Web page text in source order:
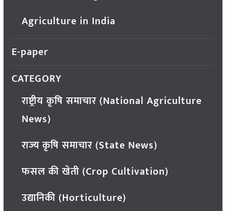
Agriculture in India
E-paper
CATEGORY
राष्ट्रीय कृषि समाचार (National Agriculture
News)
राज्य कृषि समाचार (State News)
फसल की खेती (Crop Cultivation)
उद्यानिकी (Horticulture)